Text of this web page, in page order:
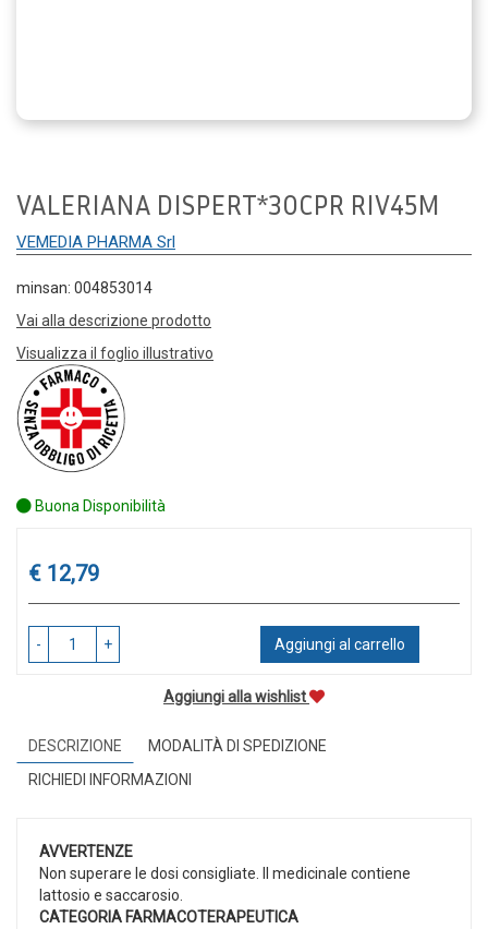
VALERIANA DISPERT*30CPR RIV45M
VEMEDIA PHARMA Srl
minsan: 004853014
Vai alla descrizione prodotto
Visualizza il foglio illustrativo
Buona Disponibilità
Prezzo
€ 12,79
- + Aggiungi al carrello
Aggiungi alla wishlist
DESCRIZIONE
MODALITÀ DI SPEDIZIONE
RICHIEDI INFORMAZIONI
AVVERTENZE
Non superare le dosi consigliate. Il medicinale contiene
lattosio e saccarosio.
CATEGORIA FARMACOTERAPEUTICA